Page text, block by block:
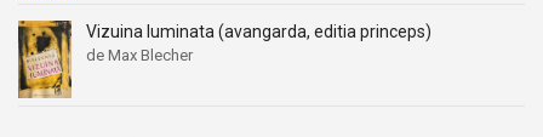
Vizuina luminata (avangarda, editia princeps)
de Max Blecher